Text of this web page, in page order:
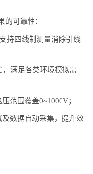
的可靠性：
持四线制测量消除引线
满足各类环境模拟需
范围覆盖0~1000V；
数据自动采集，提升效